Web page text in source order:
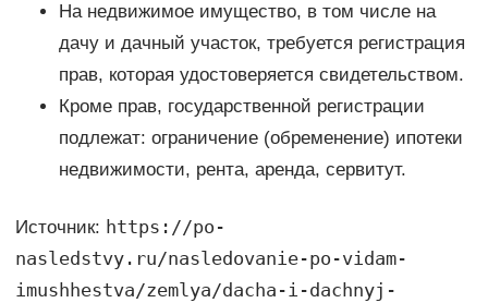
На недвижимое имущество, в том числе на
дачу и дачный участок, требуется регистрация
прав, которая удостоверяется свидетельством.
Кроме прав, государственной регистрации
подлежат: ограничение (обременение) ипотеки
недвижимости, рента, аренда, сервитут.
Источник: https://po-
nasledstvy.ru/nasledovanie-po-vidam-
imushhestva/zemlya/dacha-i-dachnyj-